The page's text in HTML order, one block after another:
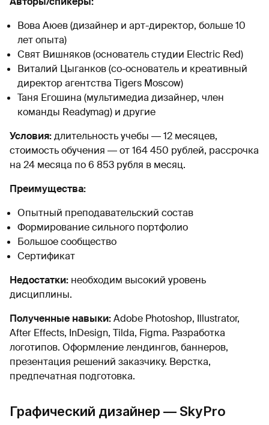
Вова Аюев (дизайнер и арт-директор, больше 10
лет опыта)
Свят Вишняков (основатель студии Electric Red)
Виталий Цыганков (со-основатель и креативный
директор агентства Tigers Moscow)
Таня Егошина (мультимедиа дизайнер, член
команды Readymag) и другие
Условия:длительность учебы ― 12 месяцев,
стоимость обучения ― от 164 450 рублей, рассрочка
на 24 месяца по 6 853 рубля в месяц.
Преимущества:
Опытный преподавательский состав
Формирование сильного портфолио
Большое сообщество
Сертификат
Недостатки: необходим высокий уровень
дисциплины.
Полученные навыки:Adobe Photoshop, Illustrator,
After Effects, InDesign, Tilda, Figma. Разработка
логотипов. Оформление лендингов, баннеров,
презентация решений заказчику. Верстка,
предпечатная подготовка.
Графический дизайнер — SkyPro